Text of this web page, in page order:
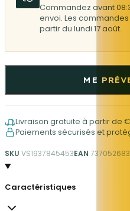
Commandez avant
envoi. Les
partir du lundi 17 août.
ME
Livraison gratuite à partir de
Paiements sécurisés et
SKU VS1937845453EAN
Caractéristiques